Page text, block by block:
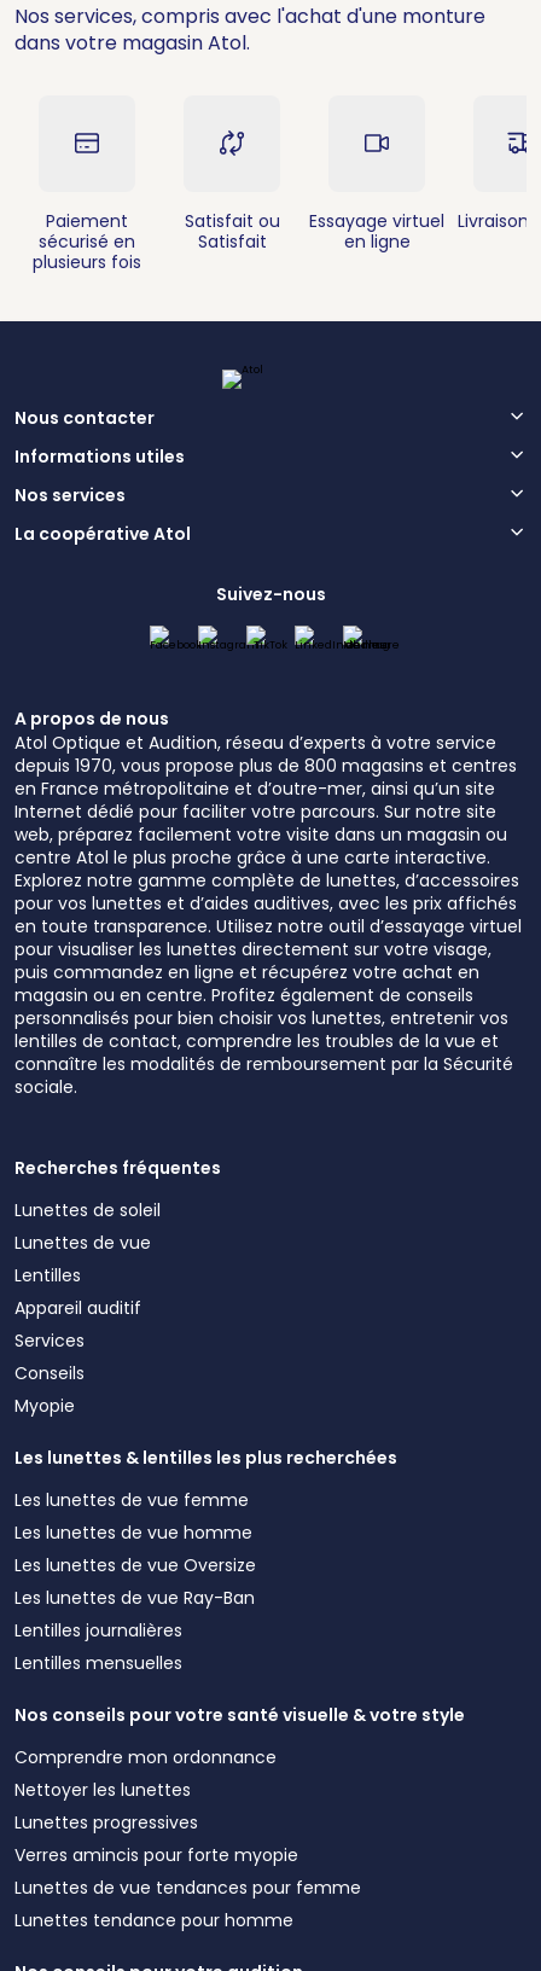
Nos services, compris avec l'achat d'une monture
dans votre magasin Atol.
Paiement
sécurisé en
plusieurs fois
Satisfait ou
Satisfait
Essayage virtuel
en ligne
Livraison
Nous contacter
Informations utiles
Nos services
La coopérative Atol
Suivez-nous
A propos de nous
Atol Optique et Audition, réseau d’experts à votre service
depuis 1970, vous propose plus de 800 magasins et centres
en France métropolitaine et d’outre-mer, ainsi qu’un site
Internet dédié pour faciliter votre parcours. Sur notre site
web, préparez facilement votre visite dans un magasin ou
centre Atol le plus proche grâce à une carte interactive.
Explorez notre gamme complète de lunettes, d’accessoires
pour vos lunettes et d’aides auditives, avec les prix affichés
en toute transparence. Utilisez notre outil d’essayage virtuel
pour visualiser les lunettes directement sur votre visage,
puis commandez en ligne et récupérez votre achat en
magasin ou en centre. Profitez également de conseils
personnalisés pour bien choisir vos lunettes, entretenir vos
lentilles de contact, comprendre les troubles de la vue et
connaître les modalités de remboursement par la Sécurité
sociale.
Recherches fréquentes
Lunettes de soleil
Lunettes de vue
Lentilles
Appareil auditif
Services
Conseils
Myopie
Les lunettes & lentilles les plus recherchées
Les lunettes de vue femme
Les lunettes de vue homme
Les lunettes de vue Oversize
Les lunettes de vue Ray-Ban
Lentilles journalières
Lentilles mensuelles
Nos conseils pour votre santé visuelle & votre style
Comprendre mon ordonnance
Nettoyer les lunettes
Lunettes progressives
Verres amincis pour forte myopie
Lunettes de vue tendances pour femme
Lunettes tendance pour homme